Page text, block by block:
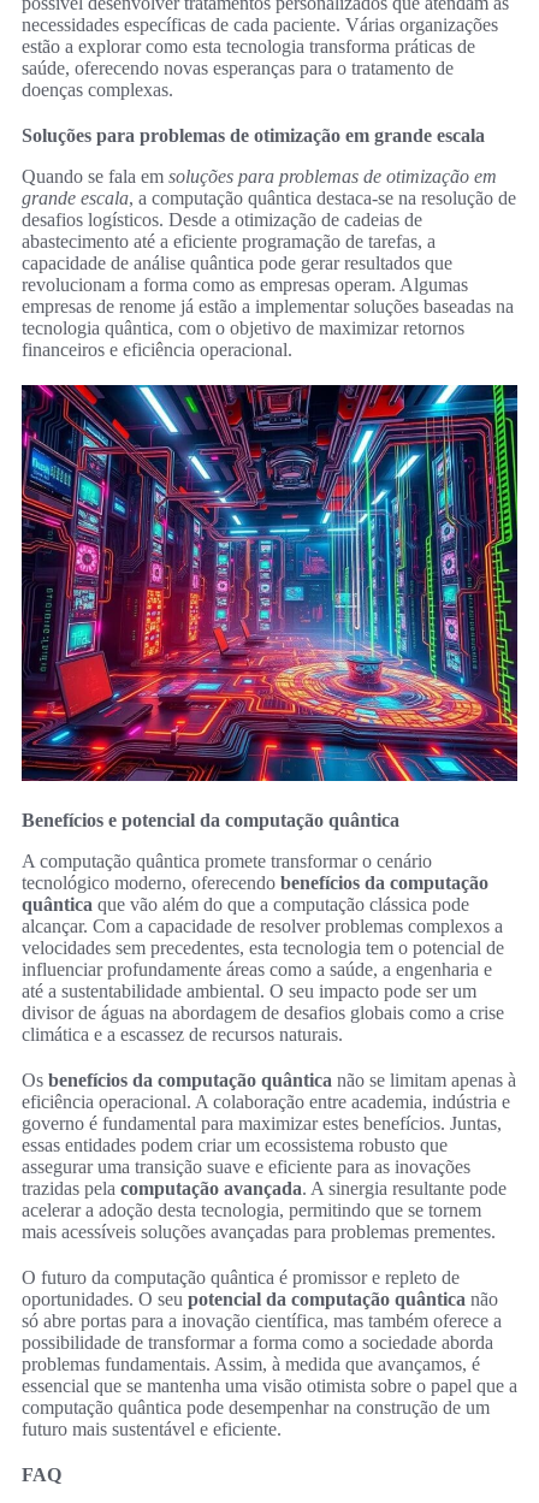
necessidades específicas de cada paciente. Várias organizações
estão a explorar como esta tecnologia transforma práticas de
saúde, oferecendo novas esperanças para o tratamento de
doenças complexas.
Soluções para problemas de otimização em grande escala
Quando se fala em soluções para problemas de otimização em
grande escala, a computação quântica destaca-se na resolução de
desafios logísticos. Desde a otimização de cadeias de
abastecimento até a eficiente programação de tarefas, a
capacidade de análise quântica pode gerar resultados que
revolucionam a forma como as empresas operam. Algumas
empresas de renome já estão a implementar soluções baseadas na
tecnologia quântica, com o objetivo de maximizar retornos
financeiros e eficiência operacional.
Benefícios e potencial da computação quântica
A computação quântica promete transformar o cenário
tecnológico moderno, oferecendo benefícios da computação
quântica que vão além do que a computação clássica pode
alcançar. Com a capacidade de resolver problemas complexos a
velocidades sem precedentes, esta tecnologia tem o potencial de
influenciar profundamente áreas como a saúde, a engenharia e
até a sustentabilidade ambiental. O seu impacto pode ser um
divisor de águas na abordagem de desafios globais como a crise
climática e a escassez de recursos naturais.
Os benefícios da computação quântica não se limitam apenas à
eficiência operacional. A colaboração entre academia, indústria e
governo é fundamental para maximizar estes benefícios. Juntas,
essas entidades podem criar um ecossistema robusto que
assegurar uma transição suave e eficiente para as inovações
trazidas pela computação avançada. A sinergia resultante pode
acelerar a adoção desta tecnologia, permitindo que se tornem
mais acessíveis soluções avançadas para problemas prementes.
O futuro da computação quântica é promissor e repleto de
oportunidades. O seu potencial da computação quântica não
só abre portas para a inovação científica, mas também oferece a
possibilidade de transformar a forma como a sociedade aborda
problemas fundamentais. Assim, à medida que avançamos, é
essencial que se mantenha uma visão otimista sobre o papel que a
computação quântica pode desempenhar na construção de um
futuro mais sustentável e eficiente.
FAQ